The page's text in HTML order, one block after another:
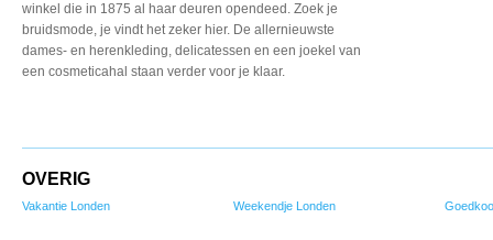
winkel die in 1875 al haar deuren opendeed. Zoek je
bruidsmode, je vindt het zeker hier. De allernieuwste
dames- en herenkleding, delicatessen en een joekel van
een cosmeticahal staan verder voor je klaar.
OVERIG
Vakantie Londen Weekendje Londen